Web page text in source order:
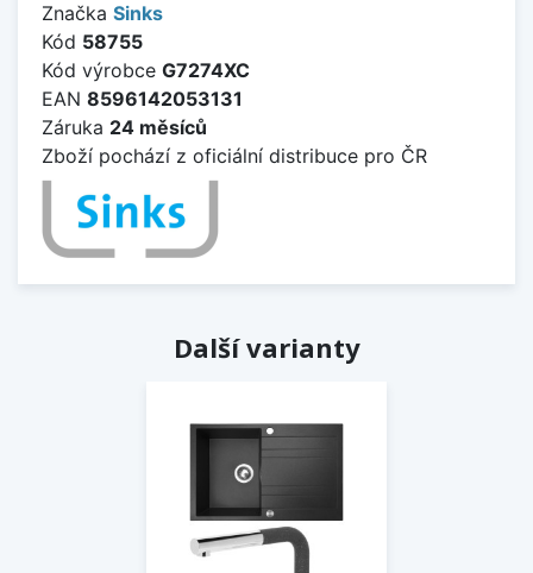
Značka Sinks
Kód 58755
Kód výrobce G7274XC
EAN 8596142053131
Záruka 24 měsíců
Zboží pochází z oficiální distribuce pro ČR
Další varianty